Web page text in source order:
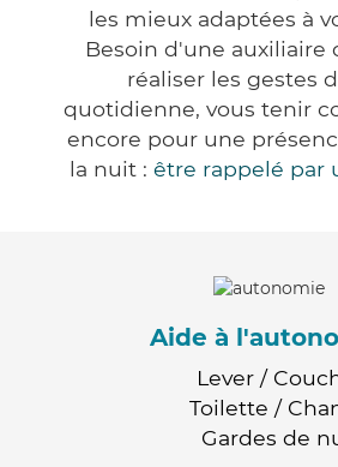
les mieux adaptées à
Besoin d'une auxiliaire
réaliser les gestes
quotidienne, vous tenir
encore pour une
la nuit : être rappelé par
Aide à
Lever /
Toilette /
Gardes de